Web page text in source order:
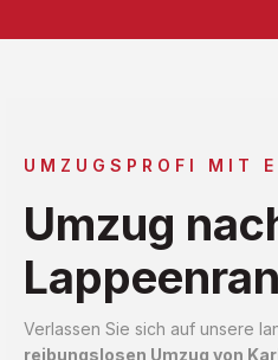
UMZUGSPROFI MIT
Umzug
Verlassen Sie sich auf unsere
reibungslosen Umzug von